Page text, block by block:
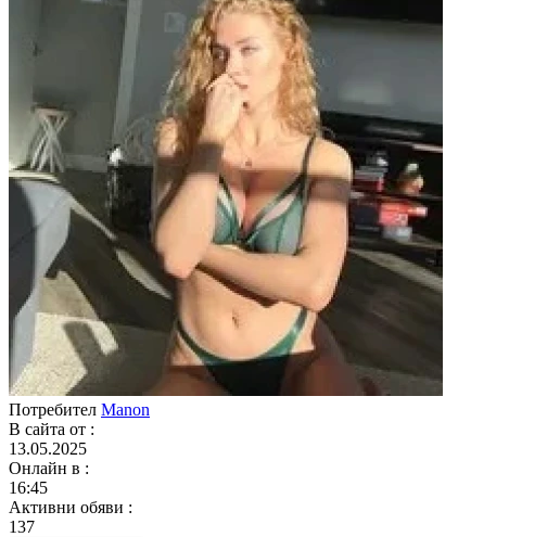
Потребител Manon
В сайта от :
13.05.2025
Онлайн в :
16:45
Активни обяви :
137